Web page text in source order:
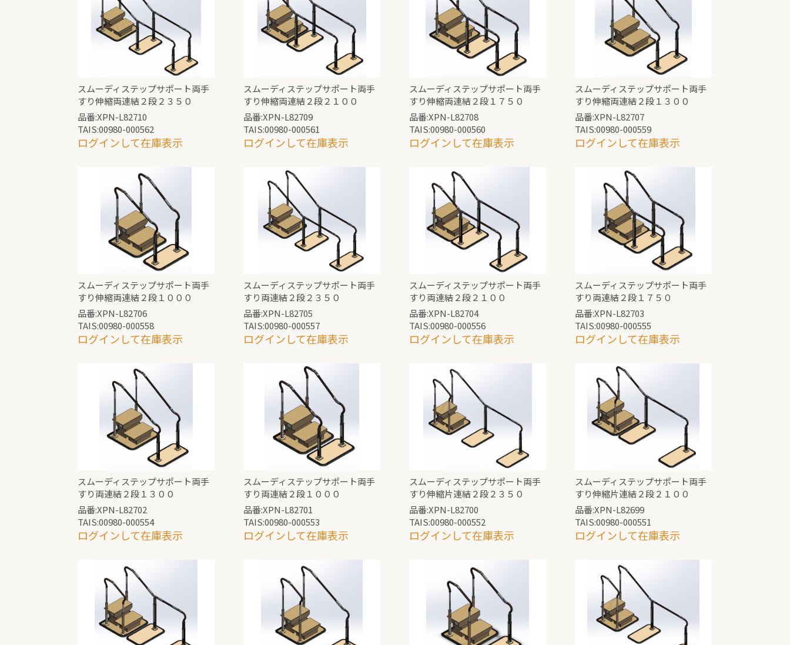
スムーディステップサポート両手
すり伸縮両連結２段２３５０
品番:XPN-L82710
TAIS:00980-000562
ログインして在庫表示
スムーディステップサポート両手
すり伸縮両連結２段２１００
品番:XPN-L82709
TAIS:00980-000561
ログインして在庫表示
スムーディステップサポート両手
すり伸縮両連結２段１７５０
品番:XPN-L82708
TAIS:00980-000560
ログインして在庫表示
スムーディステップサポート両手
すり伸縮両連結２段１３００
品番:XPN-L82707
TAIS:00980-000559
ログインして在庫表示
スムーディステップサポート両手
すり伸縮両連結２段１０００
品番:XPN-L82706
TAIS:00980-000558
ログインして在庫表示
スムーディステップサポート両手
すり両連結２段２３５０
品番:XPN-L82705
TAIS:00980-000557
ログインして在庫表示
スムーディステップサポート両手
すり両連結２段２１００
品番:XPN-L82704
TAIS:00980-000556
ログインして在庫表示
スムーディステップサポート両手
すり両連結２段１７５０
品番:XPN-L82703
TAIS:00980-000555
ログインして在庫表示
スムーディステップサポート両手
すり両連結２段１３００
品番:XPN-L82702
TAIS:00980-000554
ログインして在庫表示
スムーディステップサポート両手
すり両連結２段１０００
品番:XPN-L82701
TAIS:00980-000553
ログインして在庫表示
スムーディステップサポート両手
すり伸縮片連結２段２３５０
品番:XPN-L82700
TAIS:00980-000552
ログインして在庫表示
スムーディステップサポート両手
すり伸縮片連結２段２１００
品番:XPN-L82699
TAIS:00980-000551
ログインして在庫表示